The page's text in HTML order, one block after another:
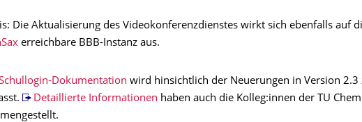
Die Aktualisierung des Videokonferenzdienstes wirkt sich ebenfalls auf
erreichbare BBB-Instanz aus.
Dokumentation wird hinsichtlich der Neuerungen in Version 2.3
Detaillierte Informationen haben auch die Kolleg:innen der TU